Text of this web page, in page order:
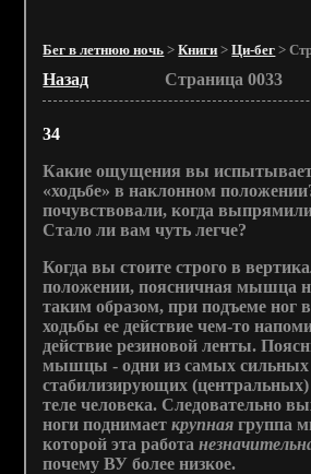
Бег в летнюю ночь >Книги >Ци-бег >
Назад Страница 0033
34
Какие ощущения вы
«ходьбе» в наклонном
почувствовали, когда
Стало ли вам чуть легче?
Когда вы стоите строго в
положении, поясничная мышца
таким образом, при подъеме ног
ходьбы ее действие чем-то
действие резиновой ленты.
мышцы - одни из самых сильных
стабилизирующих
теле человека. Следовательно
ноги поднимаеткрупная группа
которой эта работа
почему ВУ более низкое.